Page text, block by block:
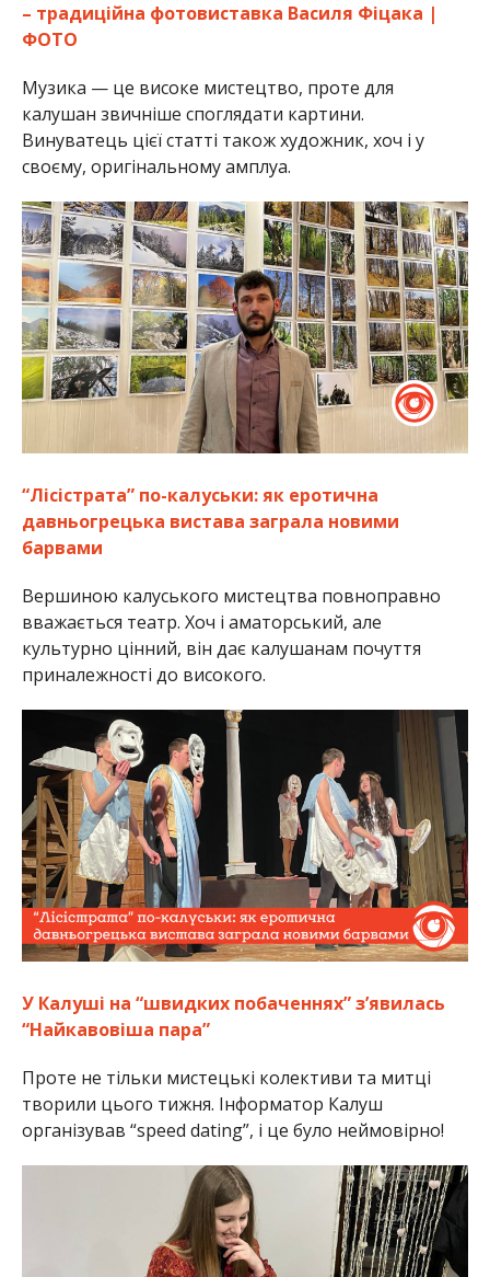
– традиційна фотовиставка Василя Фіцака |
ФОТО
Музика — це високе мистецтво, проте для
калушан звичніше споглядати картини.
Винуватець цієї статті також художник, хоч і у
своєму, оригінальному амплуа.
“Лісістрата” по-калуськи: як еротична
давньогрецька вистава заграла новими
барвами
Вершиною калуського мистецтва повноправно
вважається театр. Хоч і аматорський, але
культурно цінний, він дає калушанам почуття
приналежності до високого.
У Калуші на “швидких побаченнях” з’явилась
“Найкавовіша пара”
Проте не тільки мистецькі колективи та митці
творили цього тижня. Інформатор Калуш
організував “speed dating”, і це було неймовірно!